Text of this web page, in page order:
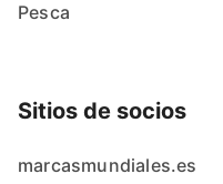
Pesca
Sitios de socios
marcasmundiales.es